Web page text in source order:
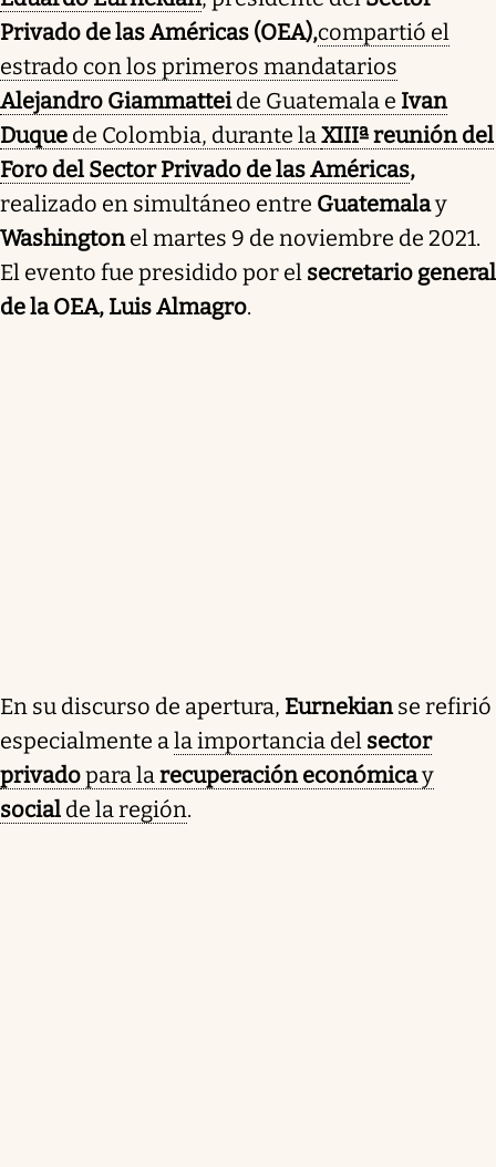
Privado de las Américas (OEA),compartió el
estrado con los primeros mandatarios
Alejandro Giammatteide Guatemala e Ivan
Duque de Colombia, durante laXIIIª reunión del
Foro del Sector Privado de las Américas,
realizado en simultáneo entre Guatemalay
Washingtonel martes 9 de noviembre de 2021.
El evento fue presidido por el secretario general
de la OEA, Luis Almagro.
En su discurso de apertura, Eurnekianse refirió
especialmente ala importancia del sector
privadopara larecuperación económicay
social de la región.